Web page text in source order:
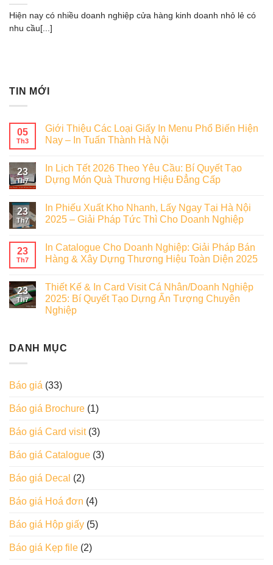
Hiện nay có nhiều doanh nghiệp cửa hàng kinh doanh nhỏ lẻ có
nhu cầu[...]
TIN MỚI
05
Th3
Giới Thiệu Các Loại Giấy In Menu Phổ Biến Hiện
Nay – In Tuấn Thành Hà Nội
23
Th7
In Lịch Tết 2026 Theo Yêu Cầu: Bí Quyết Tạo
Dựng Món Quà Thương Hiệu Đẳng Cấp
23
Th7
In Phiếu Xuất Kho Nhanh, Lấy Ngay Tại Hà Nội
2025 – Giải Pháp Tức Thì Cho Doanh Nghiệp
23
Th7
In Catalogue Cho Doanh Nghiệp: Giải Pháp Bán
Hàng & Xây Dựng Thương Hiệu Toàn Diện 2025
23
Th7
Thiết Kế & In Card Visit Cá Nhân/Doanh Nghiệp
2025: Bí Quyết Tạo Dựng Ấn Tượng Chuyên
Nghiệp
DANH MỤC
Báo giá (33)
Báo giá Brochure (1)
Báo giá Card visit(3)
Báo giá Catalogue (3)
Báo giá Decal (2)
Báo giá Hoá đơn (4)
Báo giá Hộp giấy (5)
Báo giá Kẹp file (2)